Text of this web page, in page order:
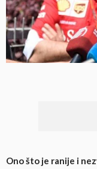
Ono što je ranije i